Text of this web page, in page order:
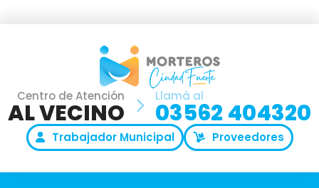
Centro de Atención
AL VECINO
Llamá al
03562 404320
Trabajador Municipal Proveedores